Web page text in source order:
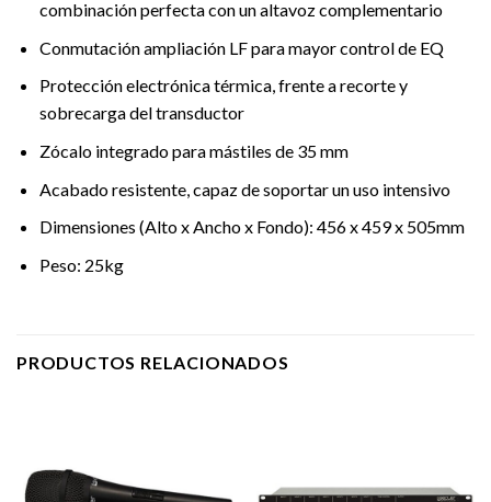
combinación perfecta con un altavoz complementario
Conmutación ampliación LF para mayor control de EQ
Protección electrónica térmica, frente a recorte y
sobrecarga del transductor
Zócalo integrado para mástiles de 35 mm
Acabado resistente, capaz de soportar un uso intensivo
Dimensiones (Alto x Ancho x Fondo): 456 x 459 x 505mm
Peso: 25kg
PRODUCTOS RELACIONADOS